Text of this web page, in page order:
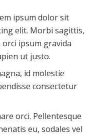
ipsum dolor sit
elit. Morbi sagittis,
ipsum gravida
ut justo.
id molestie
consectetur
orci. Pellentesque
eu, sodales vel